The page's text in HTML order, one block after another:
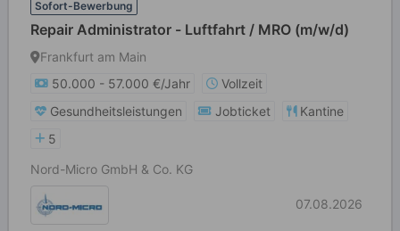
Sofort-Bewerbung
Repair Administrator - Luftfahrt / MRO (m/w/d)
Frankfurt am Main
50.000 - 57.000 €/Jahr
Vollzeit
Gesundheitsleistungen
Jobticket
Kantine
5
Nord-Micro GmbH & Co. KG
07.08.2026